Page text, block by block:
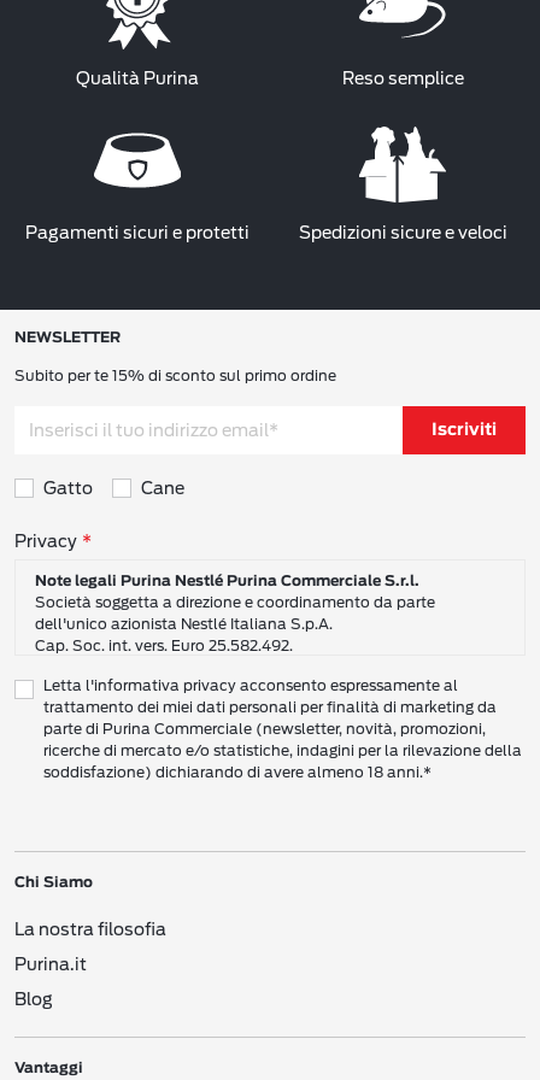
Qualità Purina Reso semplice
Pagamenti sicuri e protetti Spedizioni sicure e veloci
NEWSLETTER
Subito per te 15% di sconto sul primo ordine
Iscriviti
Gatto Cane
Consensi sulla privacy
Privacy
Note legali Purina Nestlé Purina Commerciale S.r.l.
Società soggetta a direzione e coordinamento da parte
dell'unico azionista Nestlé Italiana S.p.A.
Cap. Soc. int. vers. Euro 25.582.492.
6 - 20057 Assago (Mi)
Tel.: +39 02 8181 1
Codice Fiscale e Partita I.V.A. 10805410965
PEC: pur.it@pec.it
(“Informativa”) per conoscere le nostre politiche e pratiche relative ai vostri Dati
Questa Informativa vale per i singoli individui che interagiscono con i servizi di
Nestlé come consumatori (‘voi’). L’Informativa spiega come vengono raccolti,
“Noi”, Ci”). Spiega inoltre come potete accedere ai vostri Dati Personali per
riguarda i Dati Personali che ricaviamo da canali vari, come i siti web, le app, i
Letta l'informativa privacy acconsento espressamente al
trattamento dei miei dati personali per finalità di marketing da
parte di Purina Commerciale (newsletter, novità, promozioni,
ricerche di mercato e/o statistiche, indagini per la rilevazione della
soddisfazione) dichiarando di avere almeno 18 anni.*
Chi Siamo
La nostra filosofia
Purina.it
Blog
Vantaggi